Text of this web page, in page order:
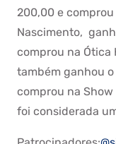
200,00 e comprou
Nascimento,
comprou na Ótica
também ganhou
comprou na Show
foi considerada